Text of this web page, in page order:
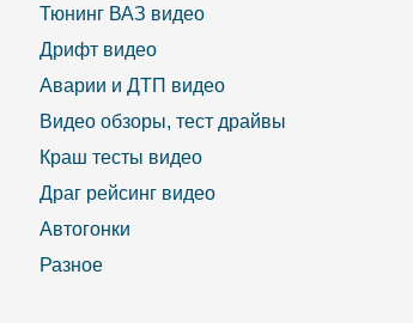
Тюнинг ВАЗ видео
Дрифт видео
Аварии и ДТП видео
Видео обзоры, тест драйвы
Краш тесты видео
Драг рейсинг видео
Автогонки
Разное